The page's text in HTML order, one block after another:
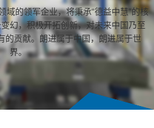
域的领军企业，将秉承“德益中慧”的核
幻，积极开拓创新，对未来中国乃至
的贡献。朗进属于中国，朗进属于世
界。